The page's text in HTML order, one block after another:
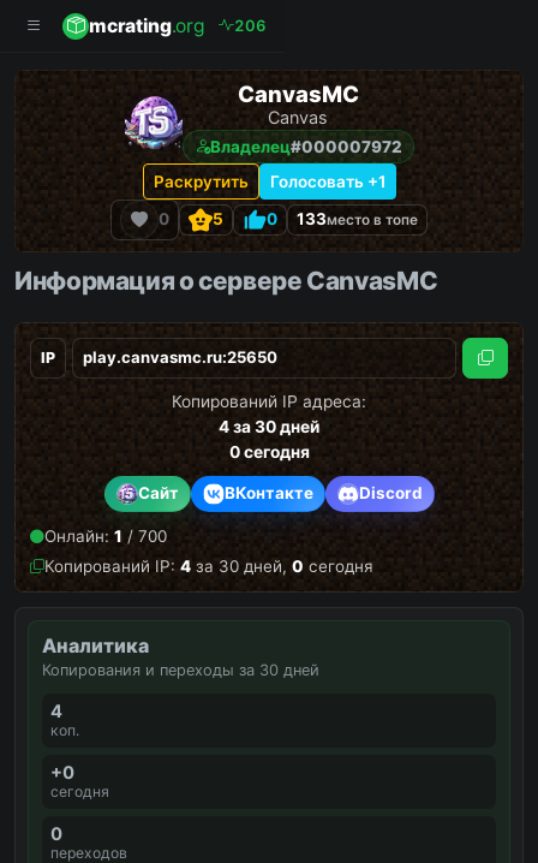
mcrating.org 206
CanvasMC
Canvas
Владелец#000007972
Раскрутить
Голосовать +1
0
5 0 133место в топе
Информация о сервере CanvasMC
IP
Копирований IP адреса:
4за 30 дней
0сегодня
Сайт ВКонтакте Discord
Онлайн: 1 / 700
Копирований IP: 4 за 30 дней, 0 сегодня
Аналитика
Копирования и переходы за 30 дней
4
коп.
+0
сегодня
0
переходов